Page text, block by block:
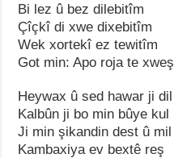
Bi lez û bez dilebitîm
Çîçkî di xwe dixebitîm
Wek xortekî ez tewitîm
Got min: Apo roja te xweş
Heywax û sed hawar ji dil
Kalbûn ji bo min bûye kul
Ji min şikandin dest û mil
Kambaxiya ev bextê reş